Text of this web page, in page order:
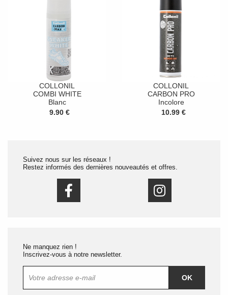
COLLONIL
COMBI WHITE
Blanc
9.90 €
COLLONIL
CARBON PRO
Incolore
10.99 €
Suivez nous sur les réseaux !
Restez informés des dernières nouveautés et offres.
Ne manquez rien !
Inscrivez-vous à notre newsletter.
OK